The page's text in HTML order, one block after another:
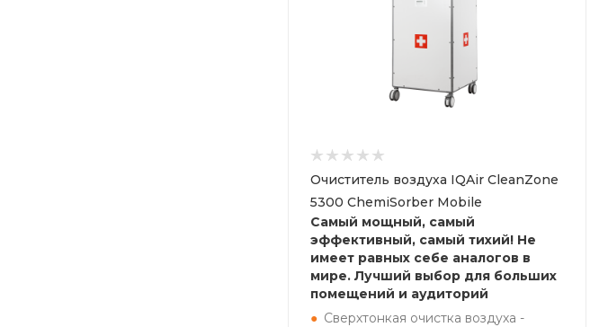
Очиститель воздуха IQAir CleanZone
5300 ChemiSorber Mobile
Самый мощный, самый
эффективный, самый тихий! Не
имеет равных себе аналогов в
мире. Лучший выбор для больших
помещений и аудиторий
Сверхтонкая очистка воздуха -